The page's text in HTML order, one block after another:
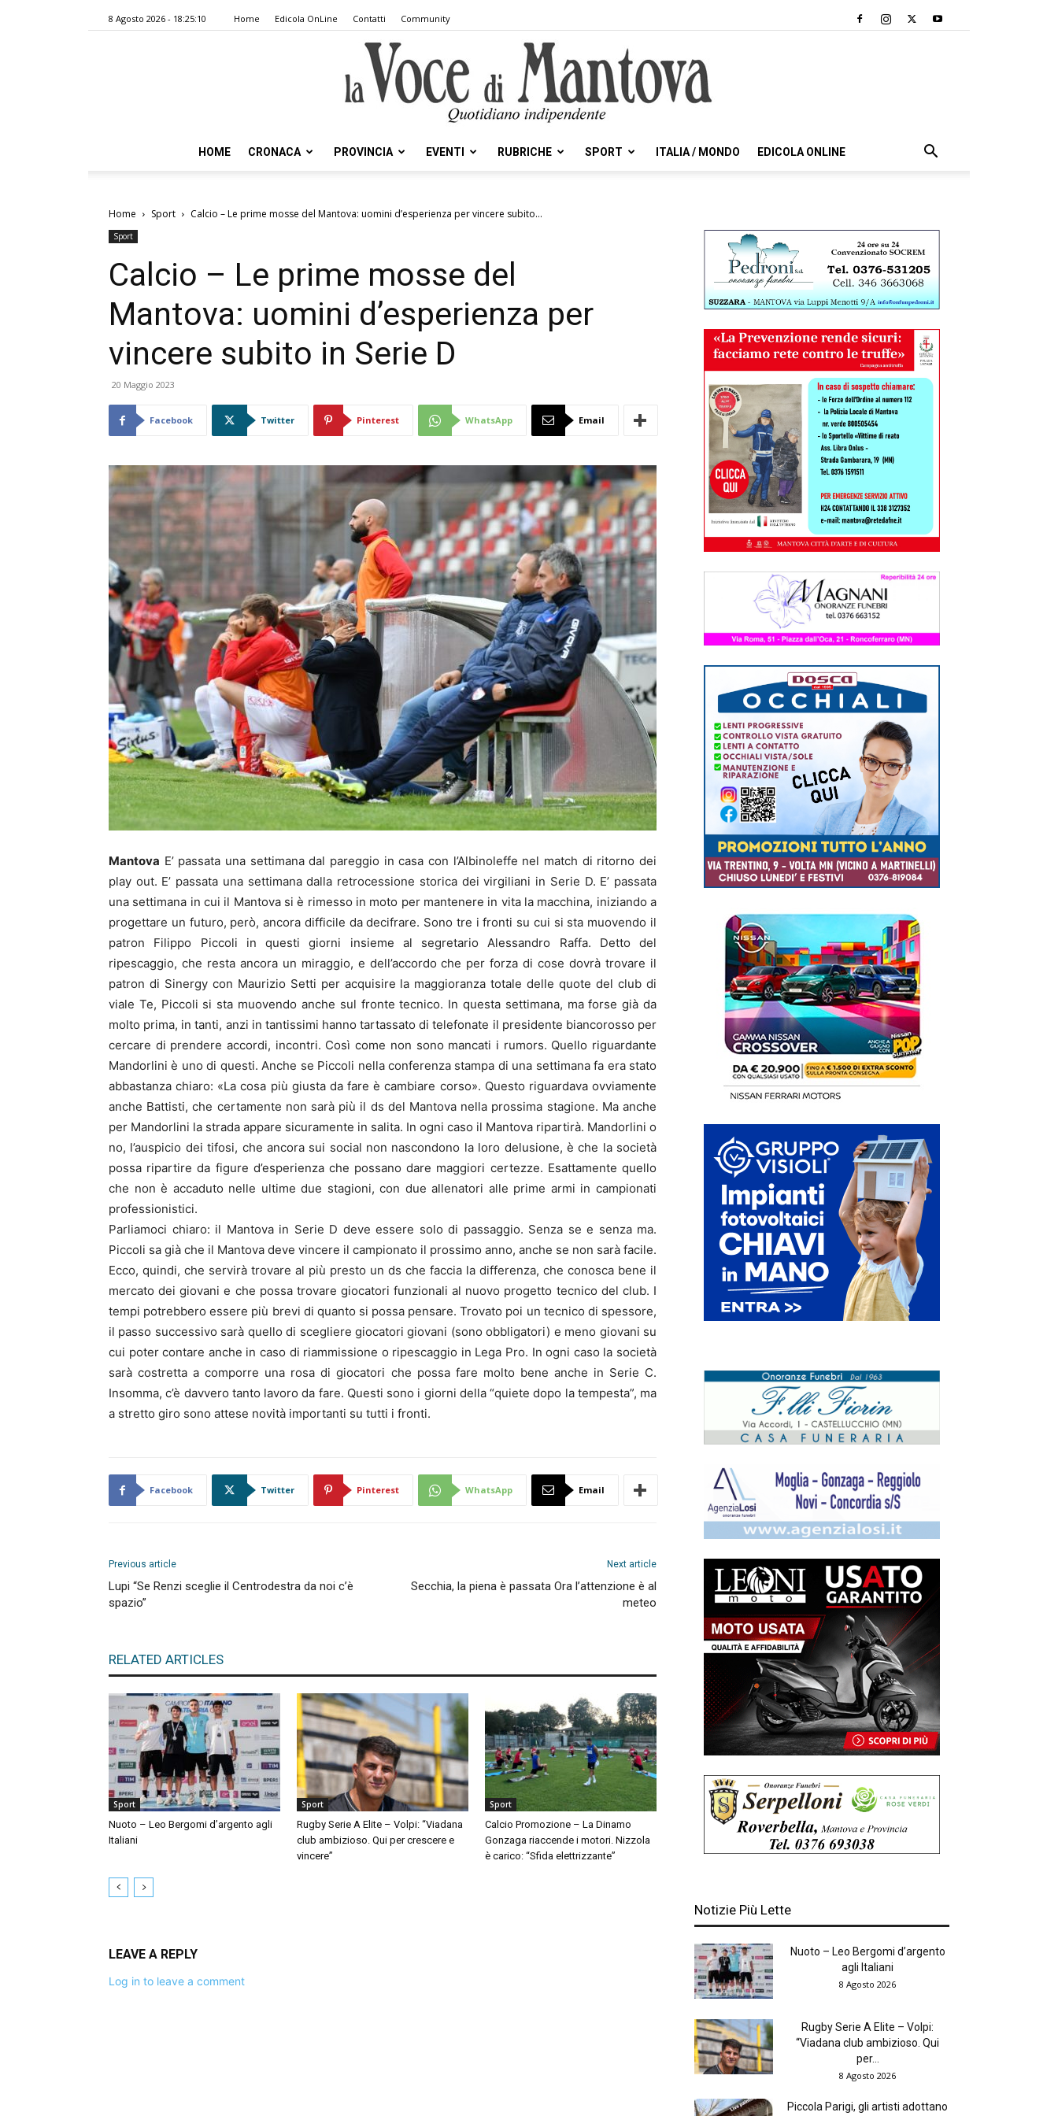
8 Agosto 2026 - 18:25:10 Home Edicola OnLine Contatti Community
Mantova
HOME CRONACA PROVINCIA EVENTI RUBRICHE SPORT ITALIA / MONDO EDICOLA ONLINE
Home Sport Calcio – Le prime mosse del Mantova: uomini d’esperienza per vincere subito...
Sport
Calcio – Le prime mosse del
Mantova: uomini d’esperienza per
vincere subito in Serie D
20 Maggio 2023
Facebook Twitter Pinterest WhatsApp Email
Mantova E’ passata una settimana dal pareggio in casa con l’Albinoleffe nel match di ritorno dei
play out. E’ passata una settimana dalla retrocessione storica dei virgiliani in Serie D. E’ passata
una settimana in cui il Mantova si è rimesso in moto per mantenere in vita la macchina, iniziando a
progettare un futuro, però, ancora difficile da decifrare. Sono tre i fronti su cui si sta muovendo il
patron Filippo Piccoli in questi giorni insieme al segretario Alessandro Raffa. Detto del
ripescaggio, che resta ancora un miraggio, e dell’accordo che per forza di cose dovrà trovare il
patron di Sinergy con Maurizio Setti per acquisire la maggioranza totale delle quote del club di
viale Te, Piccoli si sta muovendo anche sul fronte tecnico. In questa settimana, ma forse già da
molto prima, in tanti, anzi in tantissimi hanno tartassato di telefonate il presidente biancorosso per
cercare di prendere accordi, incontri. Così come non sono mancati i rumors. Quello riguardante
Mandorlini è uno di questi. Anche se Piccoli nella conferenza stampa di una settimana fa era stato
abbastanza chiaro: «La cosa più giusta da fare è cambiare corso». Questo riguardava ovviamente
anche Battisti, che certamente non sarà più il ds del Mantova nella prossima stagione. Ma anche
per Mandorlini la strada appare sicuramente in salita. In ogni caso il Mantova ripartirà. Mandorlini o
no, l’auspicio dei tifosi, che ancora sui social non nascondono la loro delusione, è che la società
possa ripartire da figure d’esperienza che possano dare maggiori certezze. Esattamente quello
che non è accaduto nelle ultime due stagioni, con due allenatori alle prime armi in campionati
professionistici.
Parliamoci chiaro: il Mantova in Serie D deve essere solo di passaggio. Senza se e senza ma.
Piccoli sa già che il Mantova deve vincere il campionato il prossimo anno, anche se non sarà facile.
Ecco, quindi, che servirà trovare al più presto un ds che faccia la differenza, che conosca bene il
mercato dei giovani e che possa trovare giocatori funzionali al nuovo progetto tecnico del club. I
tempi potrebbero essere più brevi di quanto si possa pensare. Trovato poi un tecnico di spessore,
il passo successivo sarà quello di scegliere giocatori giovani (sono obbligatori) e meno giovani su
cui poter contare anche in caso di riammissione o ripescaggio in Lega Pro. In ogni caso la società
sarà costretta a comporre una rosa di giocatori che possa fare molto bene anche in Serie C.
Insomma, c’è davvero tanto lavoro da fare. Questi sono i giorni della “quiete dopo la tempesta”, ma
a stretto giro sono attese novità importanti su tutti i fronti.
Facebook Twitter Pinterest WhatsApp Email
Previous article
Lupi “Se Renzi sceglie il Centrodestra da noi c’è
spazio”
Next article
Secchia, la piena è passata Ora l’attenzione è al
meteo
RELATED ARTICLES
Sport
Nuoto – Leo Bergomi d’argento agli
Italiani
Sport
Rugby Serie A Elite – Volpi: “Viadana
club ambizioso. Qui per crescere e
vincere”
Sport
Calcio Promozione – La Dinamo
Gonzaga riaccende i motori. Nizzola
è carico: “Sfida elettrizzante”
LEAVE A REPLY
Log in to leave a comment
Notizie Più Lette
Nuoto – Leo Bergomi d’argento
agli Italiani
8 Agosto 2026
Rugby Serie A Elite – Volpi:
“Viadana club ambizioso. Qui
per...
8 Agosto 2026
Piccola Parigi, gli artisti adottano